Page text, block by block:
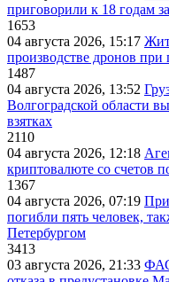
приговорили к 18 годам
1653
04 августа 2026, 15:17
производстве дронов
1487
04 августа 2026, 13:52
Волгоградской области
взятках
2110
04 августа 2026, 12:18
криптовалюте со счетов
1367
04 августа 2026, 07:19
погибли пять человек,
Петербургом
3413
03 августа 2026, 21:33 ФАС